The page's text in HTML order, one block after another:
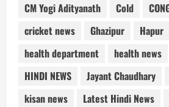
CM Yogi Adityanath
Cold
cricket news
Ghazipur Hapur
health department
health news
HINDI NEWS
Jayant Chaudhary
kisan news
Latest Hindi News